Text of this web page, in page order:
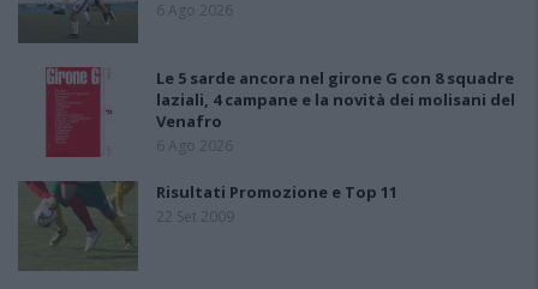
6 Ago 2026
Le 5 sarde ancora nel girone G con 8 squadre
laziali, 4 campane e la novità dei molisani del
Venafro
6 Ago 2026
Risultati Promozione e Top 11
22 Set 2009